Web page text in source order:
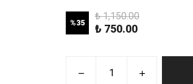
%35
₺ 1,150.00
₺ 750.00